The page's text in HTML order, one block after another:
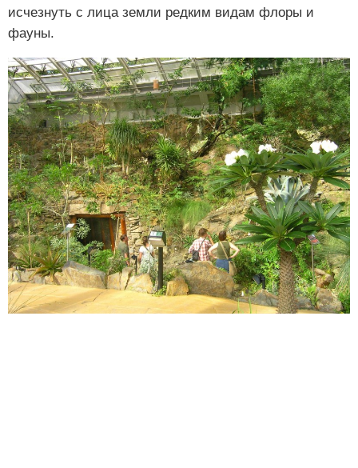
исчезнуть с лица земли редким видам флоры и
фауны.